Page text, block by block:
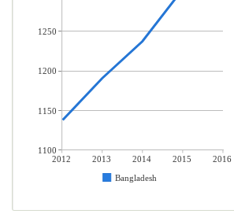
2012 2013 2014 2015
2016
Bangladesh
1250
1200
1150
1100